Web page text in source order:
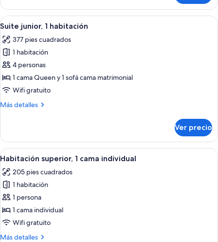
superior,
cama
Queen
size
Abrir
todas
las
fotos
de
Suite
junior,
habitación
Una habitación de hotel con cama,
15
Suite junior, 1 habitación
377 pies cuadrados
1 habitación
4 personas
1 cama Queen y 1 sofá cama matrimonial
Wifi gratuito
Más detalles
Más
junior,
habitación
Ver precio
Abrir
todas
las
fotos
de
Habitación
superior,
Una habitación de hotel moderna
13
Habitación superior, 1 cama individual
205 pies cuadrados
1 habitación
1 persona
1 cama individual
Wifi gratuito
Más detalles
Más